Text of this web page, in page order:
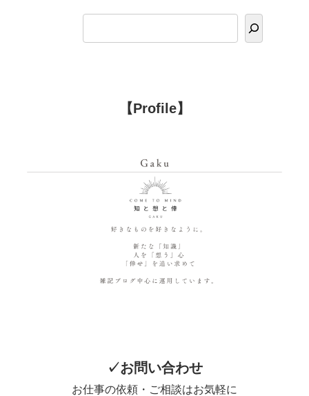
【Profile】
✓お問い合わせ
お仕事の依頼・ご相談はお気軽に